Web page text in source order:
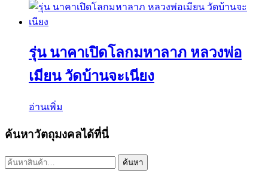
รุ่น นาคาเปิดโลกมหาลาภ หลวงพ่อ
เมียน วัดบ้านจะเนียง
อ่านเพิ่ม
ค้นหาวัตถุมงคลได้ที่นี่
ค้นหา: ค้นหา